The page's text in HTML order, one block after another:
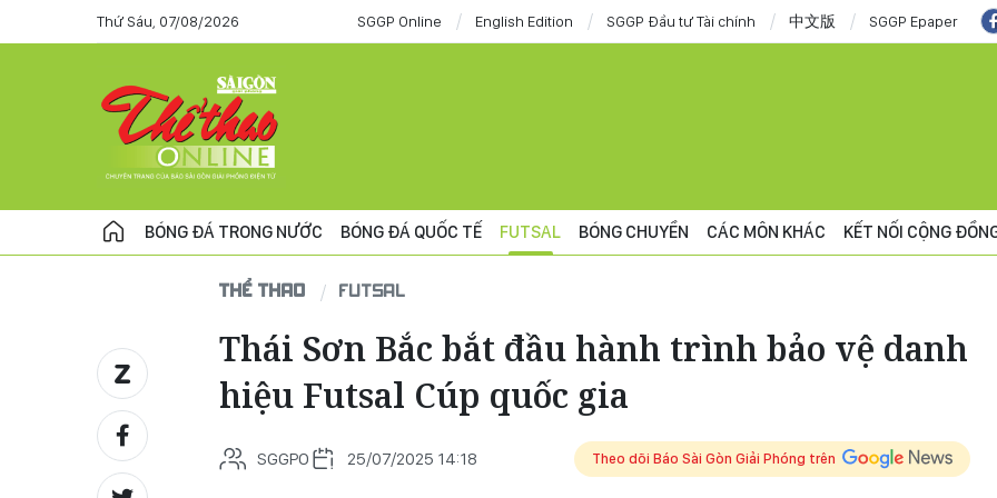
Thứ Sáu, 07/08/2026 SGGP Online English Edition SGGP Đầu tư Tài chính 中文版 SGGP Epaper
BÓNG ĐÁ TRONG NƯỚC BÓNG ĐÁ QUỐC TẾ FUTSAL BÓNG CHUYỀN CÁC MÔN KHÁC KẾT NỐI CỘNG
THỂ THAO FUTSAL
Thái Sơn Bắc bắt đầu hành trình bảo vệ danh
hiệu Futsal Cúp quốc gia
SGGPO 25/07/2025 14:18 Theo dõi Báo Sài Gòn Giải Phóng trên